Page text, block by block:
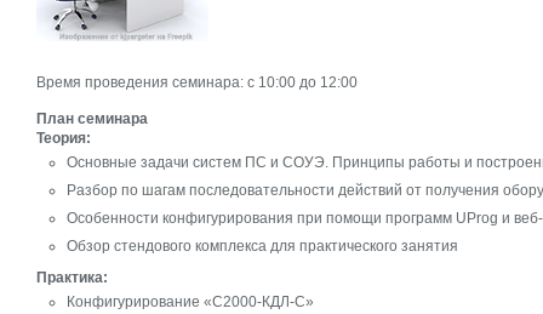
Время проведения семинара: c 10:00 до 12:00
План семинара
Теория:
Основные задачи систем ПС и СОУЭ. Принципы работы и
Разбор по шагам последовательности действий от получения
Особенности конфигурирования при помощи программ UProg и
Обзор стендового комплекса для практического занятия
Практика:
Конфигурирование «С2000-КДЛ-С»